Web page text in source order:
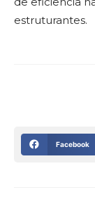
estruturantes.
Facebook